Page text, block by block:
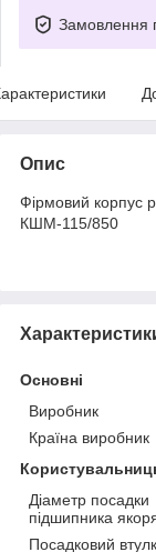
Замовлення
Опис
Фірмовий корпус
КШМ-115/850
Основні
Виробник
Країна виробник
Діаметр посадки
підшипника
Посадковий